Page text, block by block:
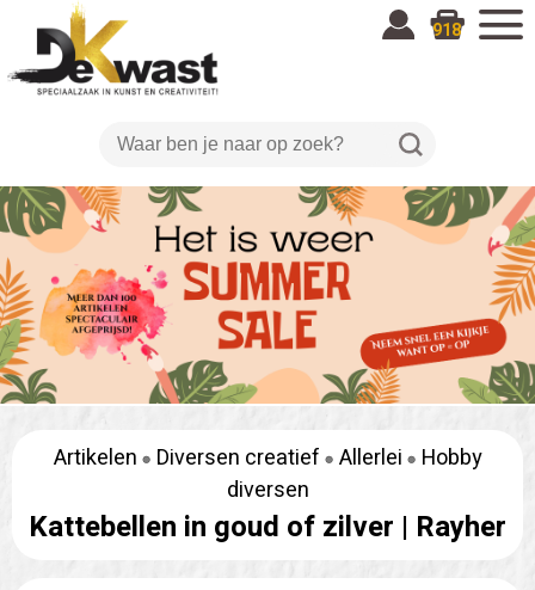
918
Artikelen Diversen creatief Allerlei
Hobby
diversen
Kattebellen in goud of zilver | Rayher